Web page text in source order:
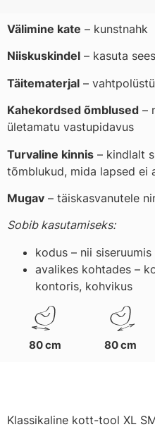
Välimine kate – kunstnahk
Niiskuskindel – kasuta
Täitematerjal –
Kahekordsed õmblused –
ületamatu vastupidavus
Turvaline kinnis – kindlalt
tõmblukud, mida lapsed ei
Mugav – täiskasvanutele
Sobib kasutamiseks:
kodus – nii
avalikes kohtades –
kontoris, kohvikus
80 cm 80 cm
Klassikaline kott-tool XL